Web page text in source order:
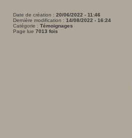
Date de création : 20/06/2022 - 11:46
Dernière modification : 14/08/2022 - 16:24
Catégorie : Témoignages
Page lue 7013 fois